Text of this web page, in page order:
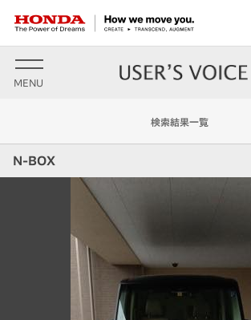
MENU
検索結果一覧
N-BOX